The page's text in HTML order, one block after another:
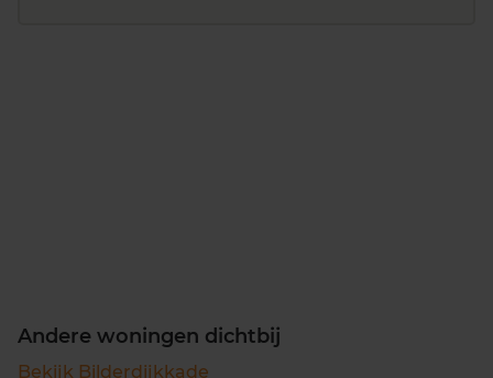
Andere woningen dichtbij
Bekijk Bilderdijkkade